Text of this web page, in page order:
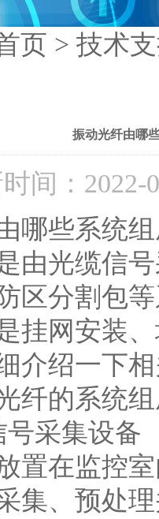
页 > 技术
振动光纤由哪
时间：
些系统组
光缆信号
区分割包
挂网安装
介绍一下
的系统组
采集设备
在监控室
集、预处